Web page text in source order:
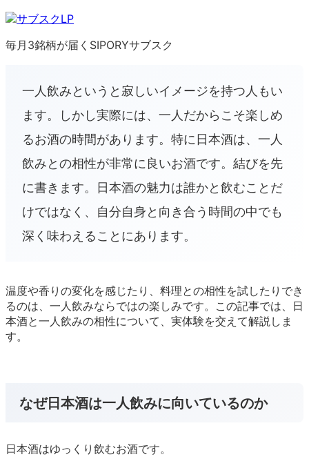
毎月3銘柄が届くSIPORYサブスク
一人飲みというと寂しいイメージを持つ人もい
ます。しかし実際には、一人だからこそ楽しめ
るお酒の時間があります。特に日本酒は、一人
飲みとの相性が非常に良いお酒です。結びを先
に書きます。日本酒の魅力は誰かと飲むことだ
けではなく、自分自身と向き合う時間の中でも
深く味わえることにあります。
温度や香りの変化を感じたり、料理との相性を試したりでき
るのは、一人飲みならではの楽しみです。この記事では、日
本酒と一人飲みの相性について、実体験を交えて解説しま
す。
なぜ日本酒は一人飲みに向いているのか
日本酒はゆっくり飲むお酒です。